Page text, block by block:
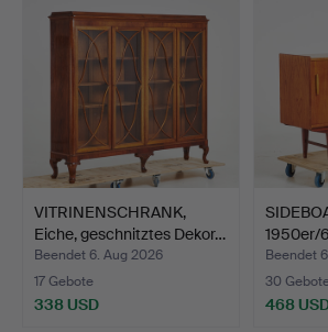
VITRINENSCHRANK,
Eiche, geschnitztes Dekor…
Beendet 6. Aug 2026
17 Gebote
338 USD
1950er/
Beendet
30
468